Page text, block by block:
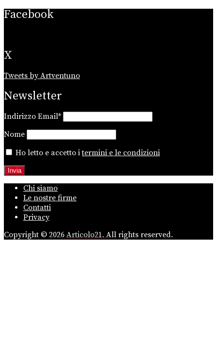
Facebook
X
Tweets by Artventuno
Newsletter
Indirizzo Email*
Nome
Ho letto e accetto itermini e le condizioni
Chi siamo
Le nostre firme
Contatti
Privacy
Copyright © 2026 Articolo21. All rights reserved.